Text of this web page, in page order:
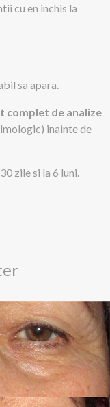
cu en inchis la
sa apara.
complet de analize
inainte de
zile si la 6 luni.